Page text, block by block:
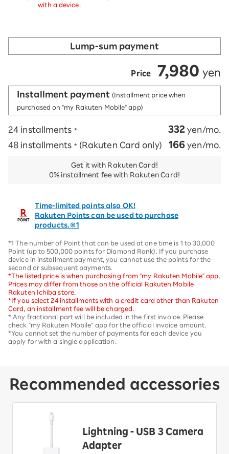
with a device.
Lump-sum payment
Price 7,980 yen
Installment payment (Installment price when
purchased on "my Rakuten Mobile" app)
24 installments * 332 yen/mo.
48 installments * (Rakuten Card only) 166 yen/mo.
Get it with Rakuten Card!
0% installment fee with Rakuten Card!
Time-limited points also OK!
Rakuten Points can be used to purchase
products.※1
*1 The number of Point that can be used at one time is 1 to 30,000
Point (up to 500,000 points for Diamond Rank). If you purchase
device in installment payment, you cannot use the points for the
second or subsequent payments.
*The listed price is when purchasing from "my Rakuten Mobile" app.
Prices may differ from those on the official Rakuten Mobile
Rakuten Ichiba store.
*If you select 24 installments with a credit card other than Rakuten
Card, an installment fee will be charged.
* Any fractional part will be included in the first invoice. Please
check "my Rakuten Mobile" app for the official invoice amount.
*You cannot set the number of payments for each device you
apply for with a single application.
Recommended accessories
Lightning - USB 3 Camera
Adapter